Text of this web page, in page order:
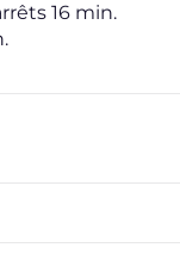
16 min.